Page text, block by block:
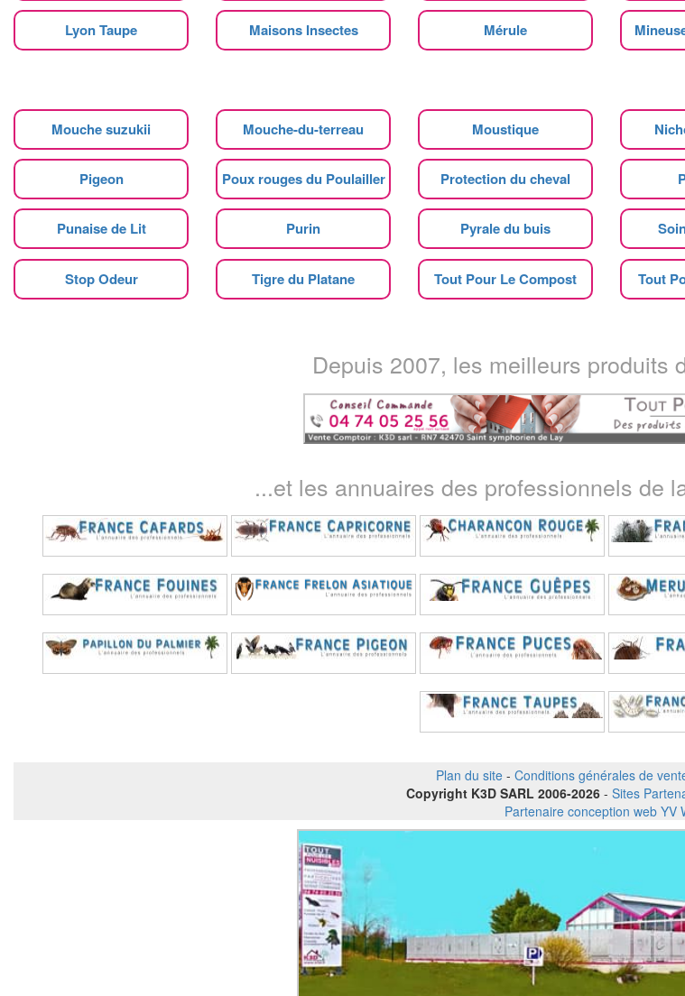
Lyon Taupe Maisons Insectes Mérule
Mouche suzukii Mouche-du-terreau Moustique
Pigeon Poux rouges du Poulailler Protection du cheval
Punaise de Lit Purin Pyrale du buis
Stop Odeur Tigre du Platane Tout Pour Le Compost Tout
Depuis 2007, les meilleurs produits
...et les annuaires des professionnels de
Plan du site - Conditions générales de
Copyright K3D SARL 2006-2026 - Sites
Partenaire conception web YV